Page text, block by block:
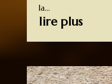
la...
lire plus